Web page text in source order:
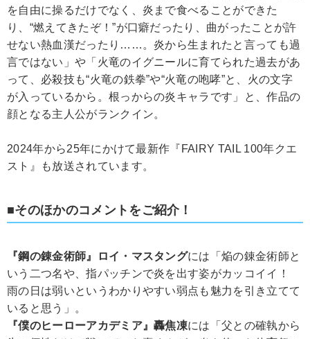
を自由に操るだけでなく、炎まで食べることができた
り、“燃えてきたぞ！”が口癖だったり、曲がったことが許
せない熱血漢だったり……。炎から生まれたと言っても過
言ではない」や「火竜のイグニールに育てられた過去があ
って、必殺技も“火竜の鉄拳”や“火竜の咆哮”と、火の文字
が入っているから。根っからの炎キャラです」と、作品の
顔となる主人公がランクイン。
2024年から25年にかけて最新作『FAIRY TAIL 100年クエ
スト』も放送されています。
■そのほかのコメントをご紹介！
『鋼の錬金術師』ロイ・マスタングには「焔の錬金術師と
いう二つ名や、指パッチンで炎を出す姿がカッコイイ！
雨の日は弱いというわかりやすい弱点も魅力を引き立てて
いると思う」。
『僕のヒーローアカデミア』轟焦凍には「父との確執から